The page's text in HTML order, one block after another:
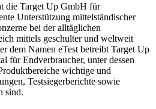
die Target Up GmbH für
Unterstützung mittelständischer
bei der alltäglichen
mittels geschulter und weltweit
dem Namen eTest betreibt Target Up
für Endverbraucher, unter dessen
wichtige und
Testsiegerberichte sowie
sind.